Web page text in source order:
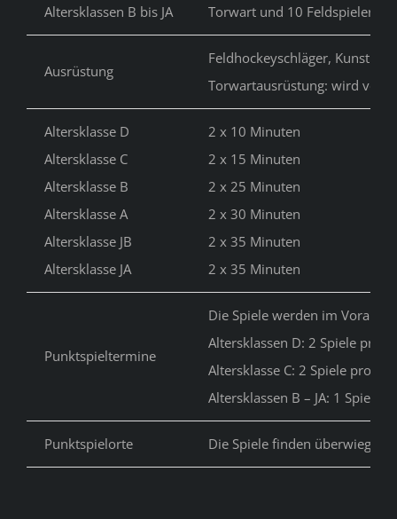
Altersklassen B bis JA Torwart und 10 Feldspieler
Ausrüstung
Feldhockeyschläger,
Torwartausrüstung: wird vom
Altersklasse D
Altersklasse C
Altersklasse B
Altersklasse A
Altersklasse JB
Altersklasse JA
2 x 10 Minuten
2 x 15 Minuten
2 x 25 Minuten
2 x 30 Minuten
2 x 35 Minuten
2 x 35 Minuten
Punktspieltermine
Die Spiele werden im Voraus
Altersklassen D: 2 Spiele pro
Altersklasse C: 2 Spiele pro
Altersklassen B – JA: 1 Spiel
Punktspielorte Die Spiele finden